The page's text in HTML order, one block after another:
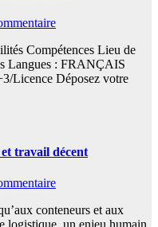
Compétences Lieu de
Langues : FRANÇAIS
Licence Déposez votre
travail décent
conteneurs et aux
logistique, un enjeu humain